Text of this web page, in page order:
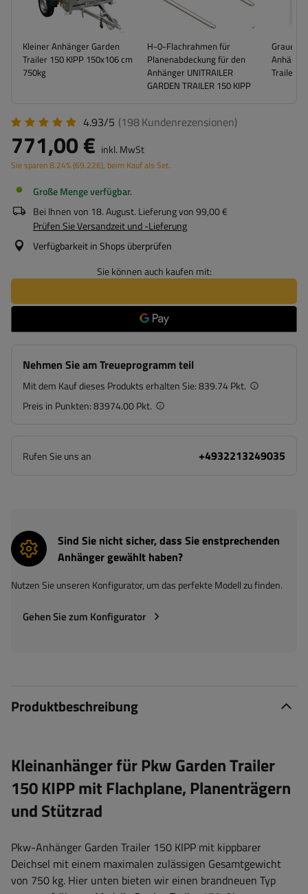
Kleiner Anhänger Garden
Trailer 150 KIPP 150x106 cm
750kg
H-0-Flachrahmen für
Planenabdeckung für den
Anhänger UNITRAILER
GARDEN TRAILER 150 KIPP
Graue
Trailer
4.93/5 (198Kundenrezensionen)
771,00 € inkl. MwSt
Sie sparen8.24%(69.22€), beim Kauf als Set.
Große Menge verfügbar
Bei Ihnen von 18. August. Lieferung von99,00 €
Prüfen Sie Versandzeit und -Lieferung
Verfügbarkeit in Shops überprüfen
Sie können auch kaufen mit:
Nehmen Sie am Treueprogramm teil
Mit dem Kauf dieses Produkts erhalten Sie:839.74 Pkt.
Preis in Punkten:83974.00 Pkt.
Rufen Sie uns an +4932213249035
Sind Sie nicht sicher, dass Sie enstprechenden
Anhänger gewählt haben?
Nutzen Sie unseren Konfigurator, um das perfekte Modell zu finden.
Gehen Sie zum Konfigurator
Produktbeschreibung
Kleinanhänger für Pkw Garden Trailer
150 KIPP mit Flachplane, Planenträgern
und Stützrad
Pkw-Anhänger Garden Trailer 150 KIPP mit kippbarer
Deichsel mit einem maximalen zulässigen Gesamtgewicht
von 750 kg. Hier unten bieten wir einen brandneuen Typ